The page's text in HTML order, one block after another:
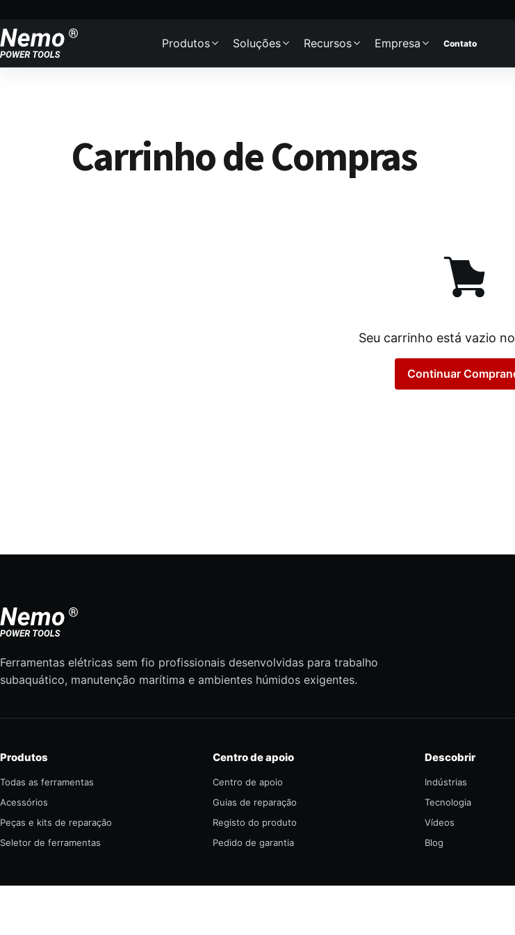
Produtos Soluções Recursos Empresa Contato
Carrinho de Compras
Seu carrinho está vazio
Continuar
Ferramentas elétricas sem fio profissionais desenvolvidas para trabalho
subaquático, manutenção marítima e ambientes húmidos exigentes.
Produtos
Todas as ferramentas
Acessórios
Peças e kits de reparação
Seletor de ferramentas
Centro de apoio
Centro de apoio
Guias de reparação
Registo do produto
Pedido de garantia
Descobrir
Indústrias
Tecnologia
Vídeos
Blog